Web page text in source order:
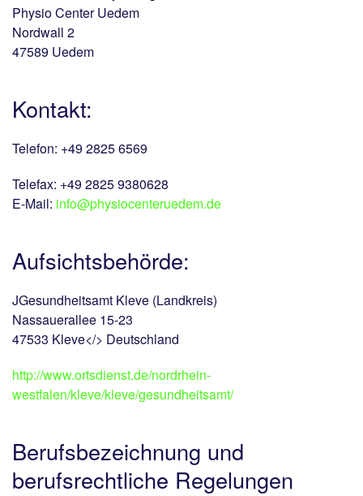
Physio Center Uedem
Nordwall 2
47589 Uedem
Kontakt:
Telefon: +49 2825 6569
Telefax: +49 2825 9380628
E-Mail: info@physiocenteruedem.de
Aufsichtsbehörde:
JGesundheitsamt Kleve (Landkreis)
Nassauerallee 15-23
47533 Kleve</> Deutschland
http://www.ortsdienst.de/nordrhein-
westfalen/kleve/kleve/gesundheitsamt/
Berufsbezeichnung und
berufsrechtliche Regelungen